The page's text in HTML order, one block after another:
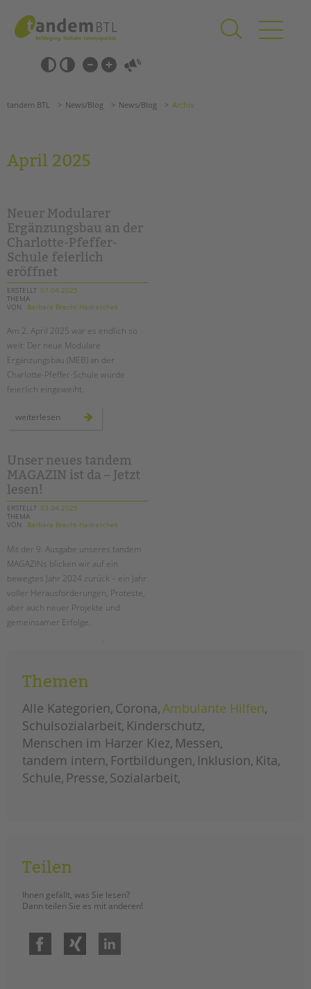
springen
Barrierefrei-
Einstellungen
überspringen
überspringen
Grundschulen
Förderzentren
Kollegs
EFöB
Schulbezogene Sozialarbeit
Tagesgruppen
HILFEN ZUR ERZIEHUNG
EINGLIEDERUNGSHILFE
BETREUTES WOHNEN
TANDEM BTL AKADEMIE
Zertfikatskurse
Seminarräume
STADTTEILARBEIT
PROFIL | LEITBILD
Kinder- und Jugendschutz
Unsere Videos
Gesellschafter VdK
schoolcoach BTL
tandem international
Stellenangebote
tandem als Arbeitgeberin
NEWS/BLOG
unkuerzbar
Briefe an Kai
Impressum
Datenschutz
Hinweisgebersystem
Intranet
Suchen
tandem BTL News/Blog News/Blog Archiv
April 2025
Neuer Modularer
Ergänzungsbau an der
Charlotte-Pfeffer-
Schule feierlich
eröffnet
ERSTELLT 07.04.2025
THEMA
VON
Barbara Brecht-Hadraschek
Am 2. April 2025 war es endlich so
weit: Der neue Modulare
Ergänzungsbau (MEB) an der
Charlotte-Pfeffer-Schule wurde
feierlich eingeweiht.
weiterlesen
modularer
charlotte-
pfeffer-
schule
feierlich
Unser neues tandem
MAGAZIN ist da – Jetzt
lesen!
ERSTELLT 03.04.2025
THEMA
VON
Barbara Brecht-Hadraschek
Mit der 9. Ausgabe unseres tandem
MAGAZINs blicken wir auf ein
bewegtes Jahr 2024 zurück – ein Jahr
voller Herausforderungen, Proteste,
aber auch neuer Projekte und
gemeinsamer Erfolge.
ist
da
jetzt
lesen!
Themen
Alle Kategorien Corona Ambulante Hilfen
Schulsozialarbeit Kinderschutz
Menschen im Harzer Kiez Messen
tandem intern Fortbildungen Inklusion Kita
Schule Presse Sozialarbeit
Teilen
Ihnen gefällt, was Sie lesen?
Dann teilen Sie es mit anderen!
Facebook